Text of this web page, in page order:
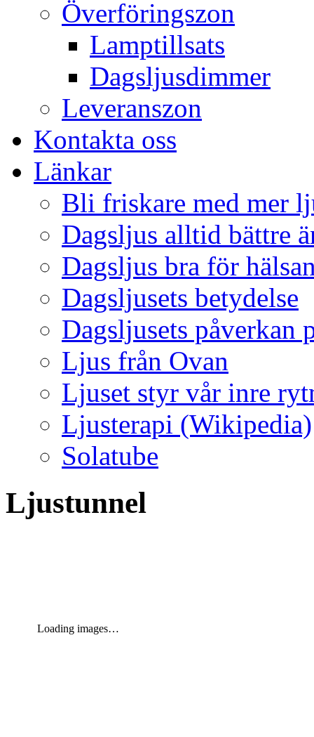
Överföringszon
Lamptillsats
Dagsljusdimmer
Leveranszon
Kontakta oss
Länkar
Bli friskare med mer
Dagsljus alltid bättre
Dagsljus bra för
Dagsljusets betydelse
Dagsljusets påverkan
Ljus från Ovan
Ljuset styr vår inre
Ljusterapi (Wikipedia)
Solatube
Ljustunnel
Loading images…